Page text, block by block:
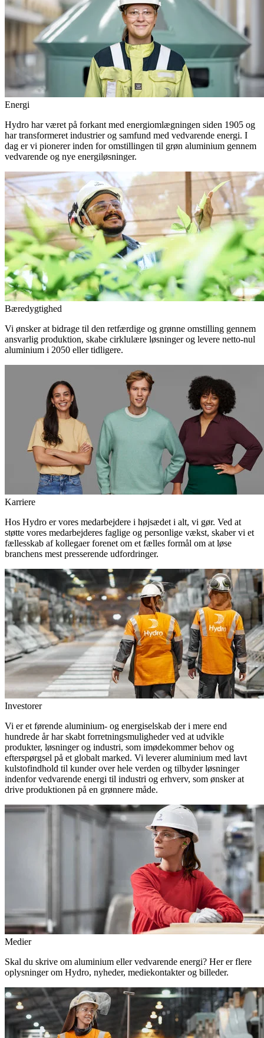
Energi
Hydro har været på forkant med energiomlægningen siden 1905 og
har transformeret industrier og samfund med vedvarende energi. I
dag er vi pionerer inden for omstillingen til grøn aluminium gennem
vedvarende og nye energiløsninger.
Bæredygtighed
Vi ønsker at bidrage til den retfærdige og grønne omstilling gennem
ansvarlig produktion, skabe cirklulære løsninger og levere netto-nul
aluminium i 2050 eller tidligere.
Karriere
Hos Hydro er vores medarbejdere i højsædet i alt, vi gør. Ved at
støtte vores medarbejderes faglige og personlige vækst, skaber vi et
fællesskab af kollegaer forenet om et fælles formål om at løse
branchens mest presserende udfordringer.
Investorer
Vi er et førende aluminium- og energiselskab der i mere end
hundrede år har skabt forretningsmuligheder ved at udvikle
produkter, løsninger og industri, som imødekommer behov og
efterspørgsel på et globalt marked. Vi leverer aluminium med lavt
kulstofindhold til kunder over hele verden og tilbyder løsninger
indenfor vedvarende energi til industri og erhverv, som ønsker at
drive produktionen på en grønnere måde.
Medier
Skal du skrive om aluminium eller vedvarende energi? Her er flere
oplysninger om Hydro, nyheder, mediekontakter og billeder.